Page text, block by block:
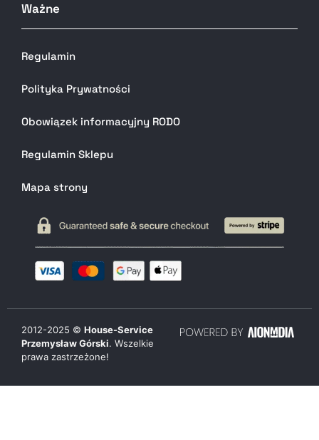
Ważne
Regulamin
Polityka Prywatności
Obowiązek informacyjny RODO
Regulamin Sklepu
Mapa strony
2012-2025 © House-Service
Przemysław Górski. Wszelkie
prawa zastrzeżone!